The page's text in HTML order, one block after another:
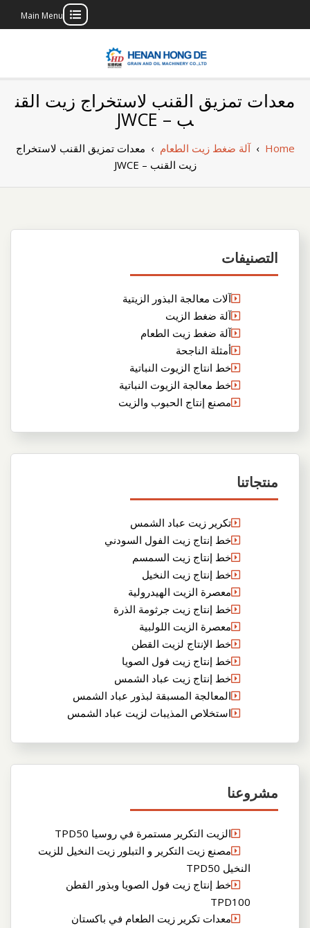
Main Menu
بناء مصنع إنتاج
الزيوت النباتية
الخاص بك
معدات تمزيق القنب لاستخراج زيت القن
ب – JWCE
Home
›آلة ضغط زيت الطعام › معدات تمزيق القنب لاستخراج
زيت القنب – JWCE
التصنيفات
آلات معالجة البذور الزيتية
آلة ضغط الزيت
آلة ضغط زيت الطعام
أمثلة الناجحة
خط انتاج الزيوت النباتية
خط معالجة الزيوت النباتية
مصنع إنتاج الحبوب والزيت
منتجاتنا
تكرير زيت عباد الشمس
خط إنتاج زيت الفول السودني
خط إنتاج زيت السمسم
خط إنتاج زيت النخيل
معصرة الزيت الهيدرولية
خط إنتاج زيت جرثومة الذرة
معصرة الزيت اللولبية
خط الإنتاج لزيت القطن
خط إنتاج زيت فول الصويا
خط إنتاج زيت عباد الشمس
المعالجة المسبقة لبذور عباد الشمس
استخلاص المذيبات لزيت عباد الشمس
مشروعنا
الزيت التكرير مستمرة في روسيا TPD50
مصنع زيت التكرير و التبلور زيت النخيل للزيت
النخيل TPD50
خط إنتاج زيت فول الصويا وبذور القطن
TPD100
معدات تكرير زيت الطعام في باكستان